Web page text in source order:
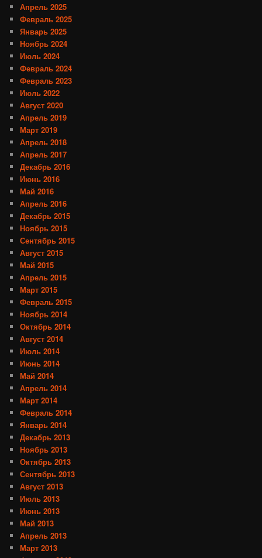
Апрель 2025
Февраль 2025
Январь 2025
Ноябрь 2024
Июль 2024
Февраль 2024
Февраль 2023
Июль 2022
Август 2020
Апрель 2019
Март 2019
Апрель 2018
Апрель 2017
Декабрь 2016
Июнь 2016
Май 2016
Апрель 2016
Декабрь 2015
Ноябрь 2015
Сентябрь 2015
Август 2015
Май 2015
Апрель 2015
Март 2015
Февраль 2015
Ноябрь 2014
Октябрь 2014
Август 2014
Июль 2014
Июнь 2014
Май 2014
Апрель 2014
Март 2014
Февраль 2014
Январь 2014
Декабрь 2013
Ноябрь 2013
Октябрь 2013
Сентябрь 2013
Август 2013
Июль 2013
Июнь 2013
Май 2013
Апрель 2013
Март 2013